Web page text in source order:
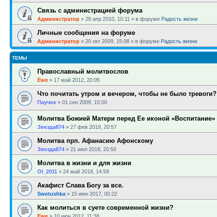
Связь с администрацией форума
Администратор » 28 апр 2010, 10:11 » в форуме Радость жизни
Личные сообщения на форуме
Администратор » 20 окт 2009, 15:08 » в форуме Радость жизни
ТЕМЫ
Православный молитвослов
Ewe » 17 май 2012, 20:05
Что почитать утром и вечером, чтобы не было тревоги?
Паучок » 01 сен 2009, 15:00
Молитва Божией Матери перед Ее иконой «Воспитание»
Звезда874 » 27 фев 2019, 20:57
Молитва прп. Афанасию Афонскому
Звезда874 » 21 июл 2018, 20:50
Молитва в жизни и для жизни
Ol_2011 » 24 май 2018, 14:59
Акафист Слава Богу за все.
Swetushka » 15 июн 2017, 00:22
Как молиться в суете современной жизни?